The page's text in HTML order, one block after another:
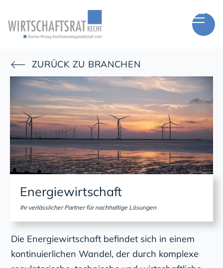
 ZURÜCK ZU BRANCHEN
Energiewirtschaft
Ihr verlässlicher Partner für nachhaltige Lösungen
Die Energiewirtschaft befindet sich in einem
kontinuierlichen Wandel, der durch komplexe